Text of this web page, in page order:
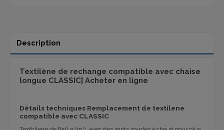
Description
Textilène de rechange compatible avec chaise
longue CLASSIC| Acheter en ligne
Détails techniques Remplacement de textilene
compatible avec CLASSIC